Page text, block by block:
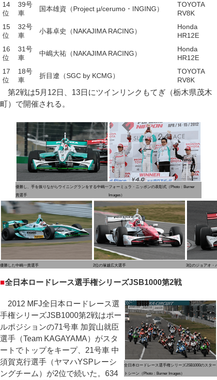
14
位
39号
車
国本雄資（Project μ/cerumo・INGING）
TOYOTA
RV8K
15
位
32号
車
小暮卓史（NAKAJIMA RACING）
Honda
HR12E
16
位
31号
車
中嶋大祐（NAKAJIMA RACING）
Honda
HR12E
17
位
18号
車
折目遼（SGC by KCMG）
TOYOTA
RV8K
第2戦は5月12日、13日にツインリンクもてぎ（栃木県茂木
町）で開催される。
優勝し、手を振りながらウイニングランをする中嶋一
貴選手
フォーミュラ・ニッポンの表彰式（Photo：Burner
Images）
優勝した中嶋一貴選手 2位の塚越広大選手 3位のジョアオ・
■全日本ロードレース選手権シリーズJSB1000第2戦
全日本ロードレース選手権シリーズJSB1000のスター
トシーン（Photo：Burner Images）
2012 MFJ全日本ロードレース選
手権シリーズJSB1000第2戦はポー
ルポジションの71号車 加賀山就臣
選手（Team KAGAYAMA）がスタ
ートでトップをキープ、21号車 中
須賀克行選手（ヤマハYSPレーシ
ングチーム）が2位で続いた。634